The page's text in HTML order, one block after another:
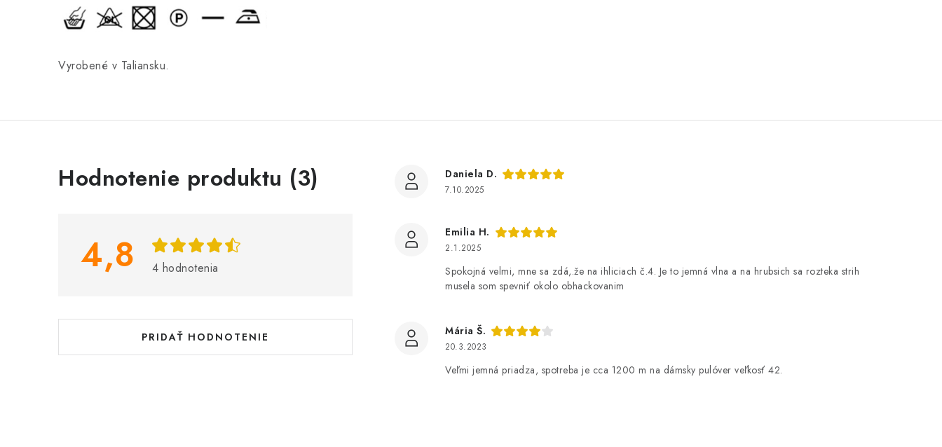
Vyrobené v Taliansku.
Hodnotenie produktu (3)
4,8 4 hodnotenia
PRIDAŤ HODNOTENIE
V
o
n
Daniela D.
7.10.2025
Emilia H.
2.1.2025
Spokojná velmi, mne sa zdá,.že na ihliciach č.4. Je to jemná vlna a na hrubsich sa rozteka strih
musela som spevniť okolo obhackovanim
Mária Š.
20.3.2023
Veľmi jemná priadza, spotreba je cca 1200 m na dámsky pulóver veľkosť 42.